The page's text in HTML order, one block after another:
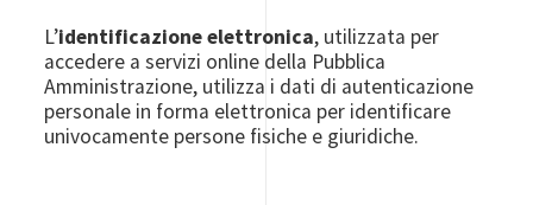
L’identificazione elettronica, utilizzata per
accedere a servizi online della Pubblica
Amministrazione, utilizza i dati di autenticazione
personale in forma elettronica per identificare
univocamente persone fisiche e giuridiche.